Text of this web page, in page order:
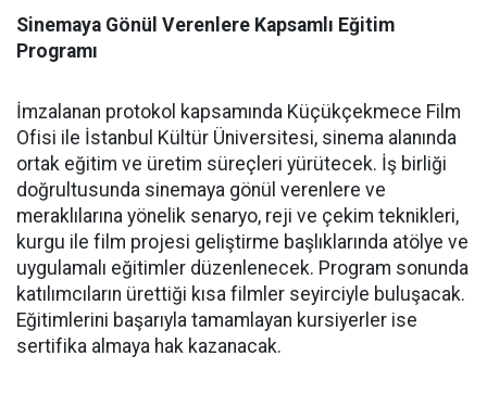
Sinemaya Gönül Verenlere Kapsamlı Eğitim
Programı
İmzalanan protokol kapsamında Küçükçekmece Film
Ofisi ile İstanbul Kültür Üniversitesi, sinema alanında
ortak eğitim ve üretim süreçleri yürütecek. İş birliği
doğrultusunda sinemaya gönül verenlere ve
meraklılarına yönelik senaryo, reji ve çekim teknikleri,
kurgu ile film projesi geliştirme başlıklarında atölye ve
uygulamalı eğitimler düzenlenecek. Program sonunda
katılımcıların ürettiği kısa filmler seyirciyle buluşacak.
Eğitimlerini başarıyla tamamlayan kursiyerler ise
sertifika almaya hak kazanacak.